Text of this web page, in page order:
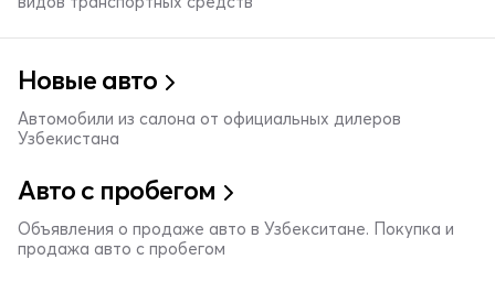
Новые авто
Автомобили из салона от официальных дилеров
Узбекистана
Авто с пробегом
Объявления о продаже авто в Узбекситане. Покупка и
продажа авто с пробегом